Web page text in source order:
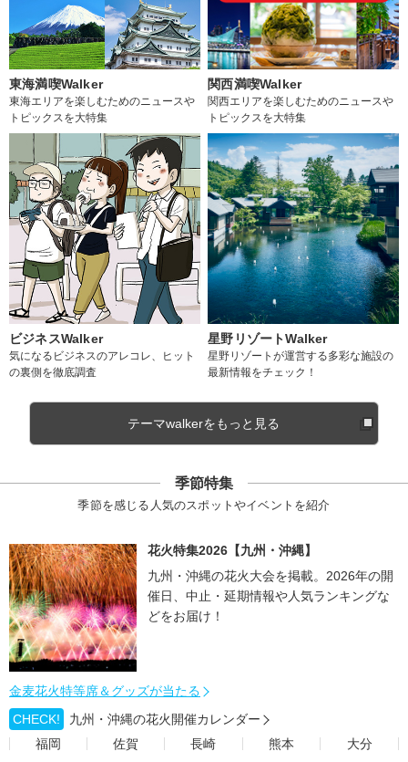
東海満喫Walker
東海エリアを楽しむためのニュースや
トピックスを大特集
関西満喫Walker
関西エリアを楽しむためのニュースや
トピックスを大特集
ビジネスWalker
気になるビジネスのアレコレ、ヒット
の裏側を徹底調査
星野リゾートWalker
星野リゾートが運営する多彩な施設の
最新情報をチェック！
テーマwalkerをもっと見る
季節特集
季節を感じる人気のスポットやイベントを紹介
花火特集2026【九州・沖縄】
九州・沖縄の花火大会を掲載。2026年の開
催日、中止・延期情報や人気ランキングな
どをお届け！
金麦花火特等席＆グッズが当たる
CHECK!
九州・沖縄の花火開催カレンダー
福岡
佐賀 長崎 熊本
大分